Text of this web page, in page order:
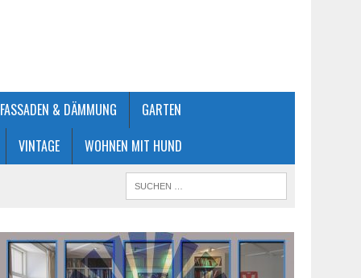
FASSADEN & DÄMMUNG
GARTEN
VINTAGE WOHNEN MIT HUND